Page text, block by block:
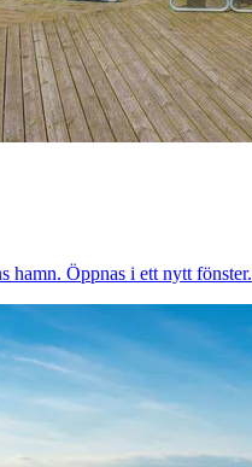
hamn. Öppnas i ett nytt fönster.